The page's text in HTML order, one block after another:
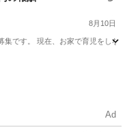
8月10日
です。 現在、お家で育児をし
Ad